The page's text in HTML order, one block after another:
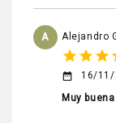
A Alejandro
star star star
date_range
16/11/
Muy